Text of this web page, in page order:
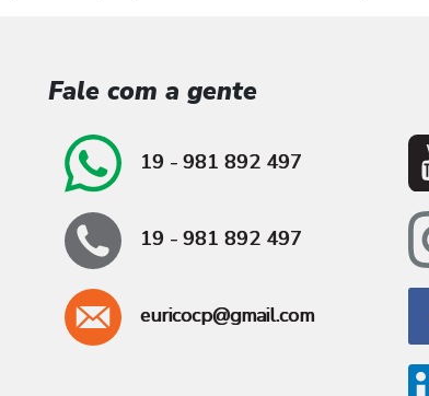
Fale com a gente
19 - 981 892 497
19 - 981 892 497
euricocp@gmail.com